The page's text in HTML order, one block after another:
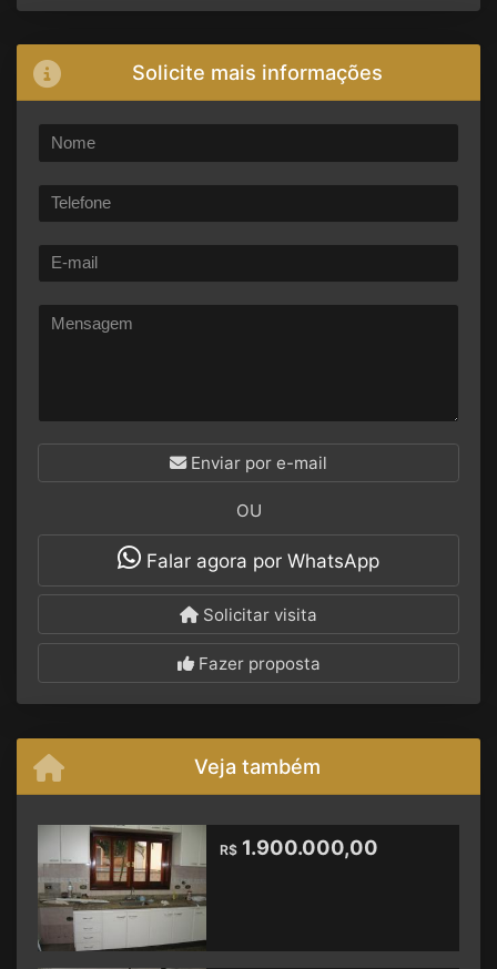
Solicite mais informações
Enviar por e-mail
OU
Falar agora por WhatsApp
Solicitar visita
Fazer proposta
Veja também
R$ 1.900.000,00